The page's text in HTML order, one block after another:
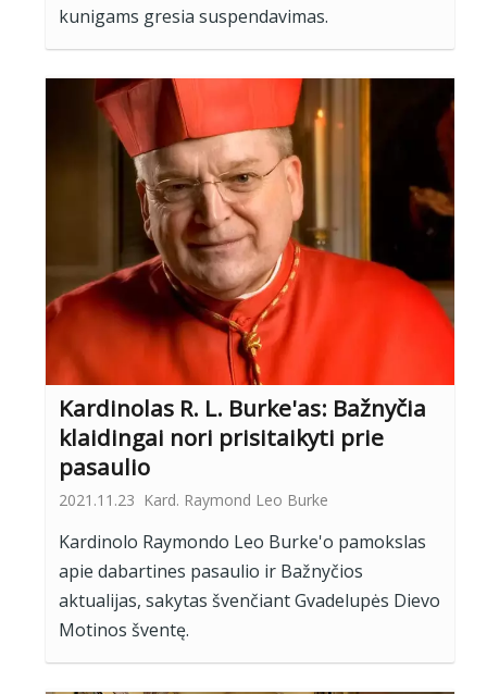
kunigams gresia suspendavimas.
Kardinolas R. L. Burke'as: Bažnyčia
klaidingai nori prisitaikyti prie
pasaulio
2021.11.23 Kard. Raymond Leo Burke
Kardinolo Raymondo Leo Burke'o pamokslas
apie dabartines pasaulio ir Bažnyčios
aktualijas, sakytas švenčiant Gvadelupės Dievo
Motinos šventę.